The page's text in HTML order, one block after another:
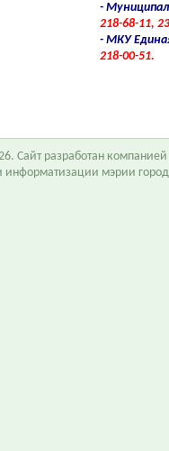
-
218-68-11,
- МКУ
218-00-51.
Сайт разработан компанией
информатизации мэрии